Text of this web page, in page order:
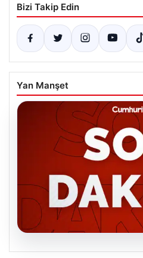
Bizi Takip Edin
Yan Manşet